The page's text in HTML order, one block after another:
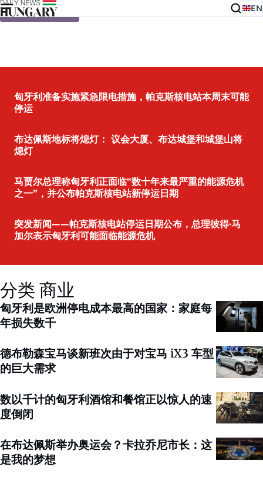
Skip to content EN
匈牙利准备实施紧急限电措施，帕克斯核电站本周末可能
停运
布达佩斯地标将熄灯： 议会大厦、布达城堡和城堡山将
熄灯
马贾尔总理称匈牙利正面临“数十年来最严重的能源危机
之一”，并公布帕克斯核电站新停运日期
突发新闻——帕克斯核电站停运日期公布，总理彼得·马
加尔表示匈牙利可能面临能源危机
分类 商业
匈牙利是欧洲停电成本最高的国家：家庭每
年损失数千
德布勒森宝马谈新班次由于对宝马 iX3 车型
的巨大需求
数以千计的匈牙利酒馆和餐馆正以惊人的速
度倒闭
在布达佩斯举办奥运会？卡拉乔尼市长：这
是我的梦想